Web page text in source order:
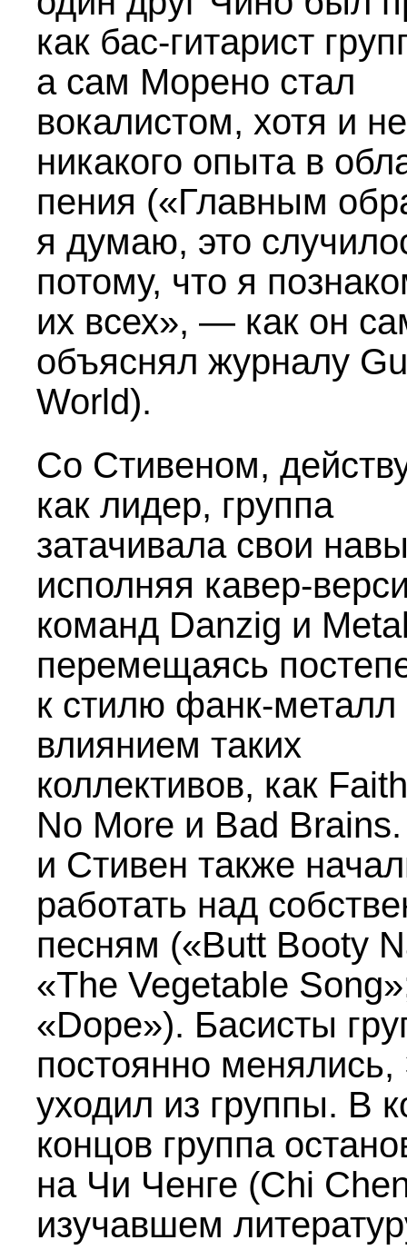
как бас-гитарист
а сам Морено стал
вокалистом, хотя и
никакого опыта в
пения («Главным
я думаю, это
потому, что я
их всех», — как он
объяснял журналу
World).
Со Стивеном,
как лидер, группа
затачивала свои
исполняя кавер-
команд Danzig и
перемещаясь
к стилю фанк-металл
влиянием таких
коллективов, как Faith
No More и Bad
и Стивен также
работать над
песням («Butt Booty
«The Vegetable
«Dope»). Басисты
постоянно
уходил из группы. В
концов группа
на Чи Ченге (Chi
изучавшем